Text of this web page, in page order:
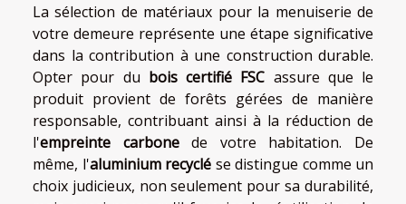
La sélection de matériaux pour la menuiserie de
votre demeure représente une étape significative
dans la contribution à une construction durable.
Opter pour du bois certifié FSC assure que le
produit provient de forêts gérées de manière
responsable, contribuant ainsi à la réduction de
l'empreinte carbonede votre habitation. De
même, l'aluminium recyclé se distingue comme un
choix judicieux, non seulement pour sa durabilité,